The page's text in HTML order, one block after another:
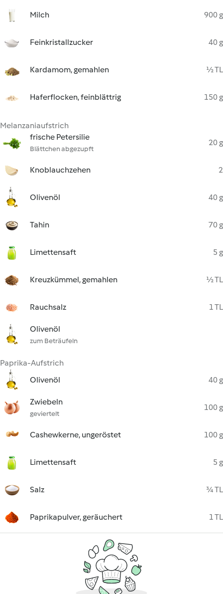
Milch 900 g
Feinkristallzucker 40 g
Kardamom, gemahlen ½ TL
Haferflocken, feinblättrig 150 g
Melanzaniaufstrich
frische Petersilie
Blättchen abgezupft
20 g
Knoblauchzehen 2
Olivenöl 40 g
Tahin 70 g
Limettensaft 5 g
Kreuzkümmel, gemahlen ½ TL
Rauchsalz 1 TL
Olivenöl
zum Beträufeln
Paprika-Aufstrich
Olivenöl
40 g
Zwiebeln
geviertelt
100 g
Cashewkerne, ungeröstet 100 g
Limettensaft 5 g
Salz ¾ TL
Paprikapulver, geräuchert 1 TL